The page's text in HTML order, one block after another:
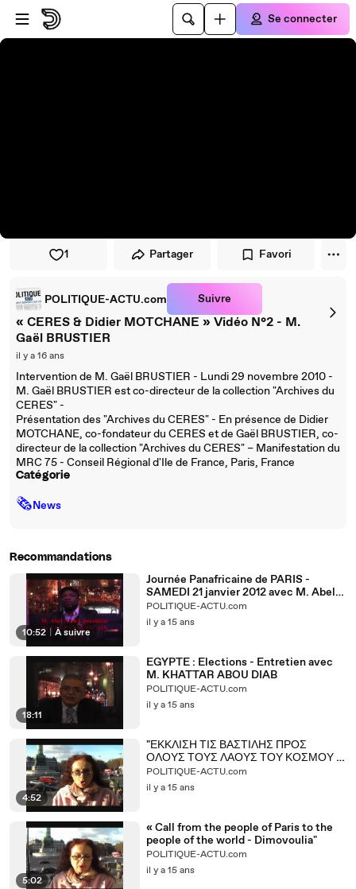
Passer au player
Passer au contenu principal
Se connecter
1 Partager Favori
POLITIQUE-ACTU.com Suivre
« CERES & Didier MOTCHANE » Vidéo N°2 - M.
Gaël BRUSTIER
il y a 16 ans
Intervention de M. Gaël BRUSTIER - Lundi 29 novembre 2010 -
M. Gaël BRUSTIER est co-directeur de la collection "Archives du
CERES" -
Présentation des "Archives du CERES" - En présence de Didier
MOTCHANE, co-fondateur du CERES et de Gaël BRUSTIER, co-
directeur de la collection "Archives du CERES" – Manifestation du
MRC 75 - Conseil Régional d'Ile de France, Paris, France
Catégorie
🗞News
Recommandations
10:52 | À suivre
Journée Panafricaine de PARIS -
SAMEDI 21 janvier 2012 avec M. Abel
NAKI
POLITIQUE-ACTU.com
il y a 15 ans
18:11
EGYPTE : Elections - Entretien avec
M. KHATTAR ABOU DIAB
POLITIQUE-ACTU.com
il y a 15 ans
4:52
"ΕΚΚΛΙΣΗ ΤΙΣ ΒΑΣΤΙΛΗΣ ΠΡΟΣ
ΟΛΟΥΣ ΤΟΥΣ ΛΑΟΥΣ ΤΟΥ ΚΟΣΜΟΥ :
Δημοβούλια"
POLITIQUE-ACTU.com
il y a 15 ans
5:02
« Call from the people of Paris to the
people of the world - Dimovoulia"
POLITIQUE-ACTU.com
il y a 15 ans